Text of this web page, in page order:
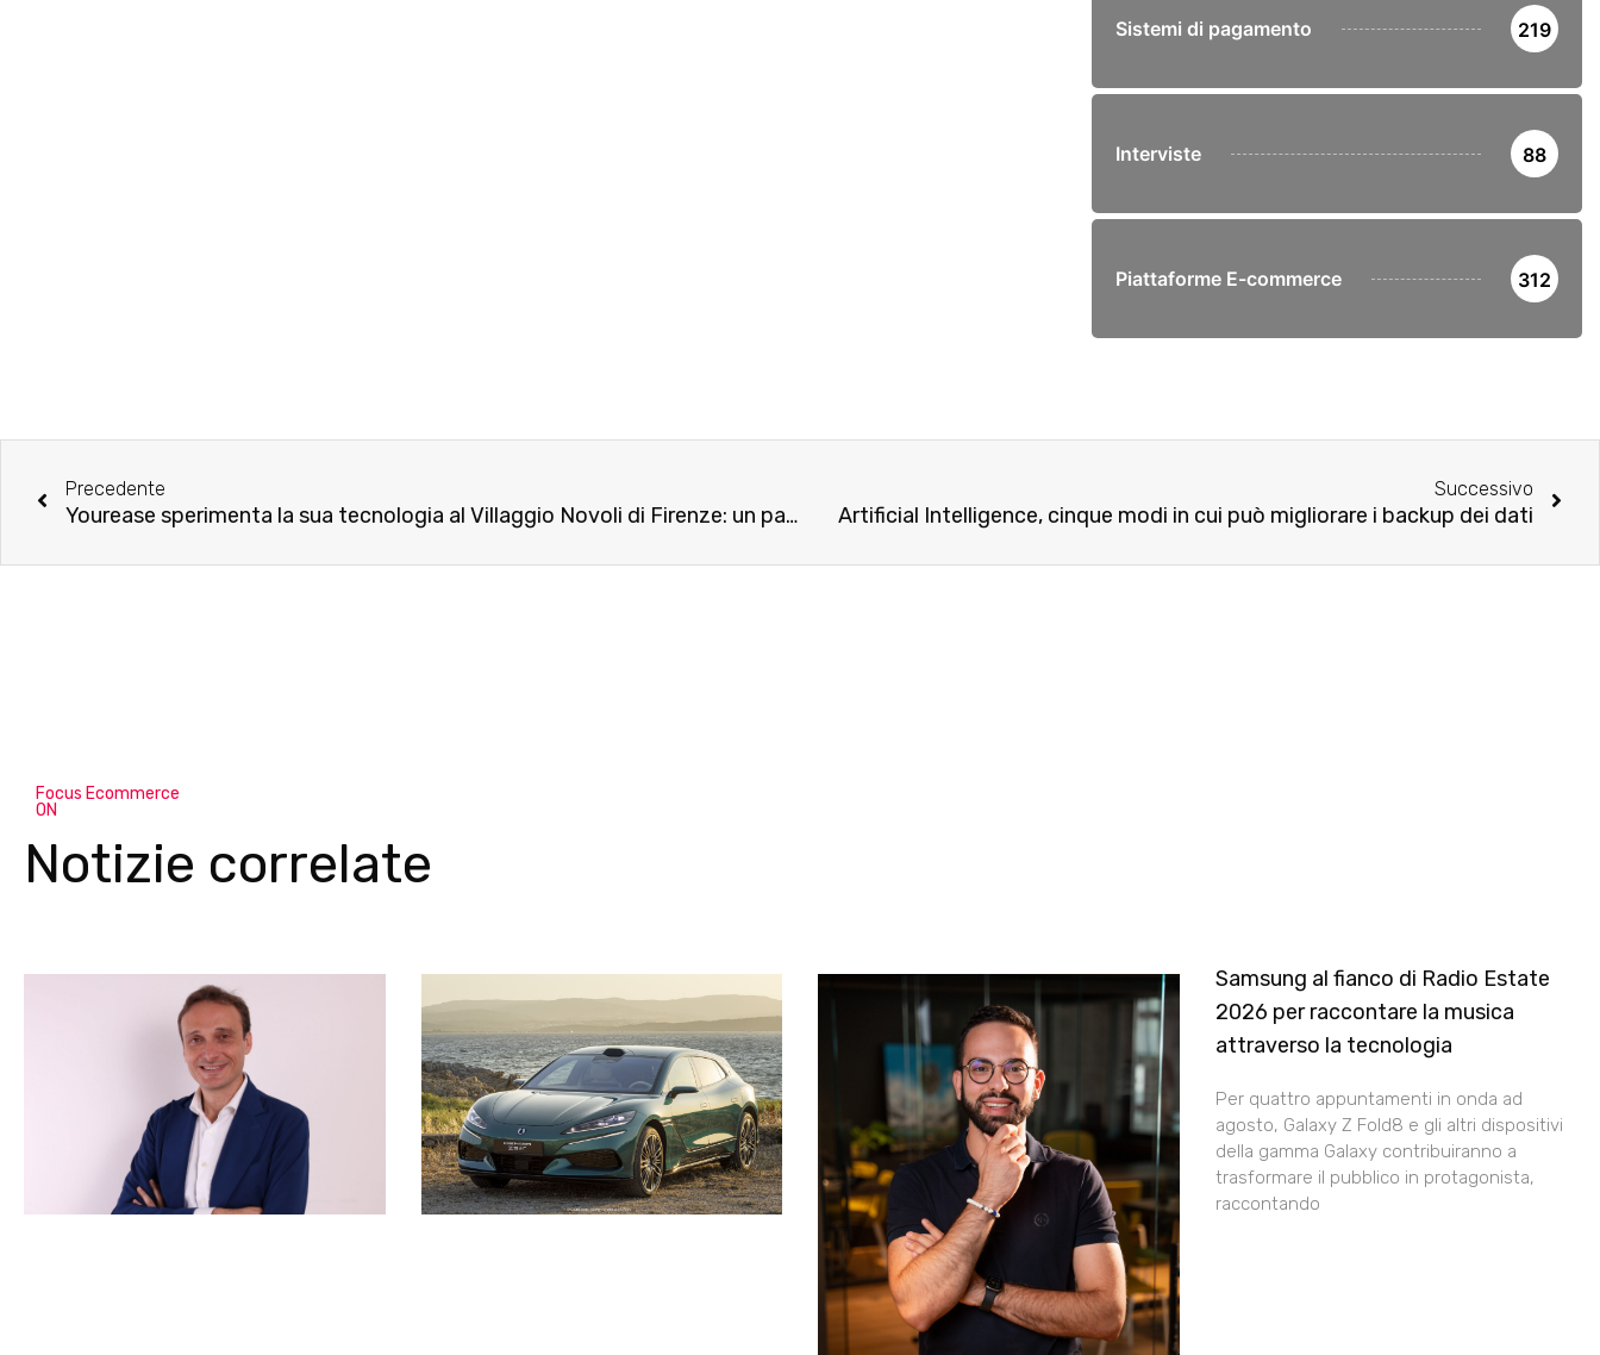
Sistemi di pagamento 219
Interviste 88
Piattaforme E-commerce 312
Precedente
Yourease sperimenta la sua tecnologia al Villaggio Novoli di Firenze: un passo coraggioso verso un nuovo modo di vivere il senior living
Successivo
Artificial Intelligence, cinque modi in cui può migliorare i backup dei dati
Focus Ecommerce
ON
Notizie correlate
Samsung al fianco di Radio Estate
2026 per raccontare la musica
attraverso la tecnologia
Per quattro appuntamenti in onda ad
agosto, Galaxy Z Fold8 e gli altri dispositivi
della gamma Galaxy contribuiranno a
trasformare il pubblico in protagonista,
raccontando